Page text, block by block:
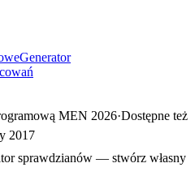
Generator
MEN 2026·Dostępne też
2017
sprawdzianów — stwórz własny